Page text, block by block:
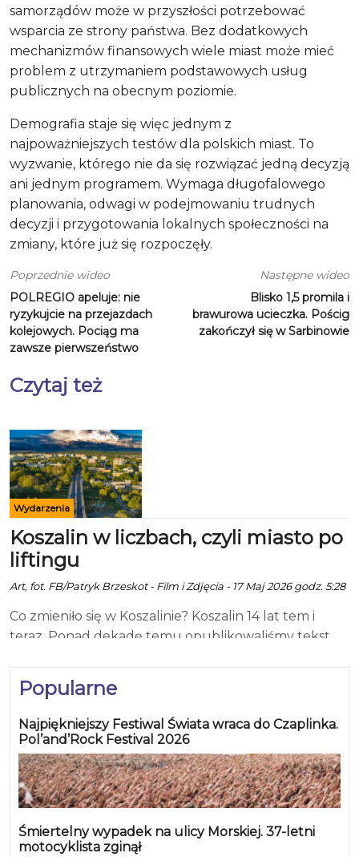
Popularne
Najpiękniejszy Festiwal Świata wraca do Czaplinka.
Pol’and’Rock Festival 2026
Śmiertelny wypadek na ulicy Morskiej. 37-letni
motocyklista zginął
samorządów może w przyszłości potrzebować
wsparcia ze strony państwa. Bez dodatkowych
mechanizmów finansowych wiele miast może mieć
problem z utrzymaniem podstawowych usług
publicznych na obecnym poziomie.
Demografia staje się więc jednym z
najpoważniejszych testów dla polskich miast. To
wyzwanie, którego nie da się rozwiązać jedną decyzją
ani jednym programem. Wymaga długofalowego
planowania, odwagi w podejmowaniu trudnych
decyzji i przygotowania lokalnych społeczności na
zmiany, które już się rozpoczęły.
Poprzednie wideo
POLREGIO apeluje: nie
ryzykujcie na przejazdach
kolejowych. Pociąg ma
zawsze pierwszeństwo
Następne wideo
Blisko 1,5 promila i
brawurowa ucieczka. Pościg
zakończył się w Sarbinowie
Czytaj też
Wydarzenia
Koszalin w liczbach, czyli miasto po
liftingu
Art, fot. FB/Patryk Brzeskot - Film i Zdjęcia - 17 Maj 2026 godz. 5:28
Co zmieniło się w Koszalinie? Koszalin 14 lat tem i
teraz. Ponad dekadę temu opublikowaliśmy tekst
rentgenowskiego: powierzchnia, drogi, szkoły,
zadłużenie, mieszkańcy, firmy, autobusy, lasy, osiedla.
Sucha statystyka, ale z tych danych można było
wyczytać całkiem sporo o mieście. Dziś, w roku 2026,
kiedy Koszalin świętuje 760-lecie istnienia, warto
zrobić podobne ćwiczenie. Nie po to, by urządzać
konkurs nostalgii, ale by sprawdzić, co się naprawdę
gdzie chcielibyśmy najbardziej. W 2012 roku Koszalin